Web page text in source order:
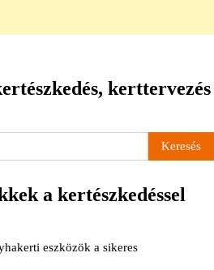
kerttervezés
a kertészkedéssel
eszközök a sikeres